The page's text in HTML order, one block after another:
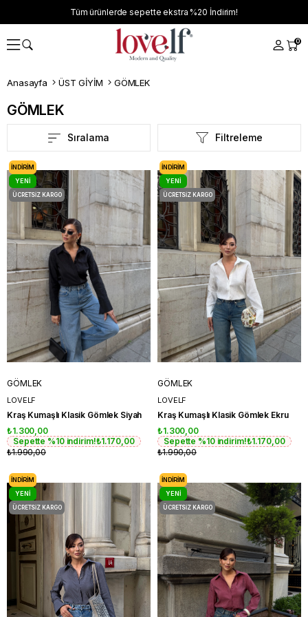
Tüm ürünlerde sepette ekstra %20 İndirim!
0
Anasayfa ÜST GİYİM GÖMLEK
GÖMLEK
Filtreleme
Sıralama
GÖMLEK
LOVELF
Kraş Kumaşlı Klasik Gömlek Siyah
₺1.300,00
Sepette %10 indirim!₺1.170,00
₺1.990,00
İNDIRIM
YENI
ÜRÜN
ÜCRETSIZ KARGO
GÖMLEK
LOVELF
Kraş Kumaşlı Klasik Gömlek Ekru
₺1.300,00
Sepette %10 indirim!₺1.170,00
₺1.990,00
İNDIRIM
YENI
ÜRÜN
ÜCRETSIZ KARGO
İNDIRIM
YENI
ÜRÜN
ÜCRETSIZ KARGO
İNDIRIM
YENI
ÜRÜN
ÜCRETSIZ KARGO